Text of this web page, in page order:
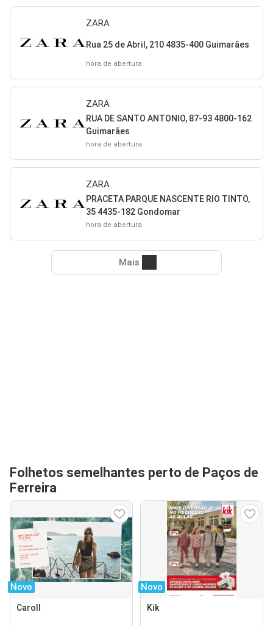
ZARA
Rua 25 de Abril, 210 4835-400 Guimarães
hora de abertura
ZARA
RUA DE SANTO ANTONIO, 87-93 4800-162
Guimarães
hora de abertura
ZARA
PRACETA PARQUE NASCENTE RIO TINTO,
35 4435-182 Gondomar
hora de abertura
Mais
Folhetos semelhantes perto de Paços de
Ferreira
Novo
Caroll
Novo
Kik